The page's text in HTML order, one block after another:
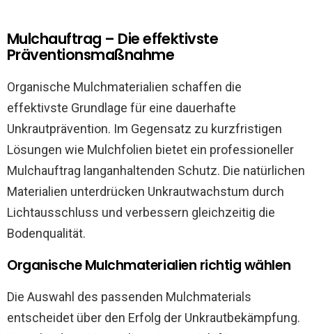
Mulchauftrag – Die effektivste
Präventionsmaßnahme
Organische Mulchmaterialien schaffen die
effektivste Grundlage für eine dauerhafte
Unkrautprävention. Im Gegensatz zu kurzfristigen
Lösungen wie Mulchfolien bietet ein professioneller
Mulchauftrag langanhaltenden Schutz. Die natürlichen
Materialien unterdrücken Unkrautwachstum durch
Lichtausschluss und verbessern gleichzeitig die
Bodenqualität.
Organische Mulchmaterialien richtig wählen
Die Auswahl des passenden Mulchmaterials
entscheidet über den Erfolg der Unkrautbekämpfung.